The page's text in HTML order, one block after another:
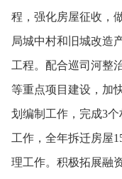
程， 强化房屋征收，
局城中村和旧城改造
工程。 配合巡司河整治
等重点项目建设， 加
划编制工作， 完成3
工作， 全年拆迁房屋
理工作。 积极拓展融